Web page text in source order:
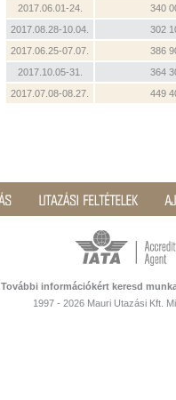
2017.06.01-24.
340
2017.08.28-10.04.
302
2017.06.25-07.07.
386
2017.10.05-31.
364
2017.07.08-08.27.
449
További információkért keresd
1997 - 2026 Mauri Utazási Kft.